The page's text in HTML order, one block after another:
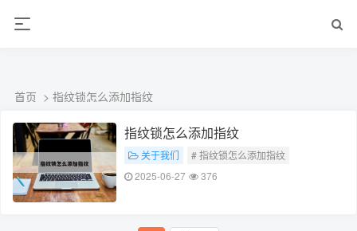
材经营部
首页 > 指纹锁怎么添加指纹
指纹锁怎么添加指纹
关于我们
# 指纹锁怎么添加指纹
2025-06-27
376